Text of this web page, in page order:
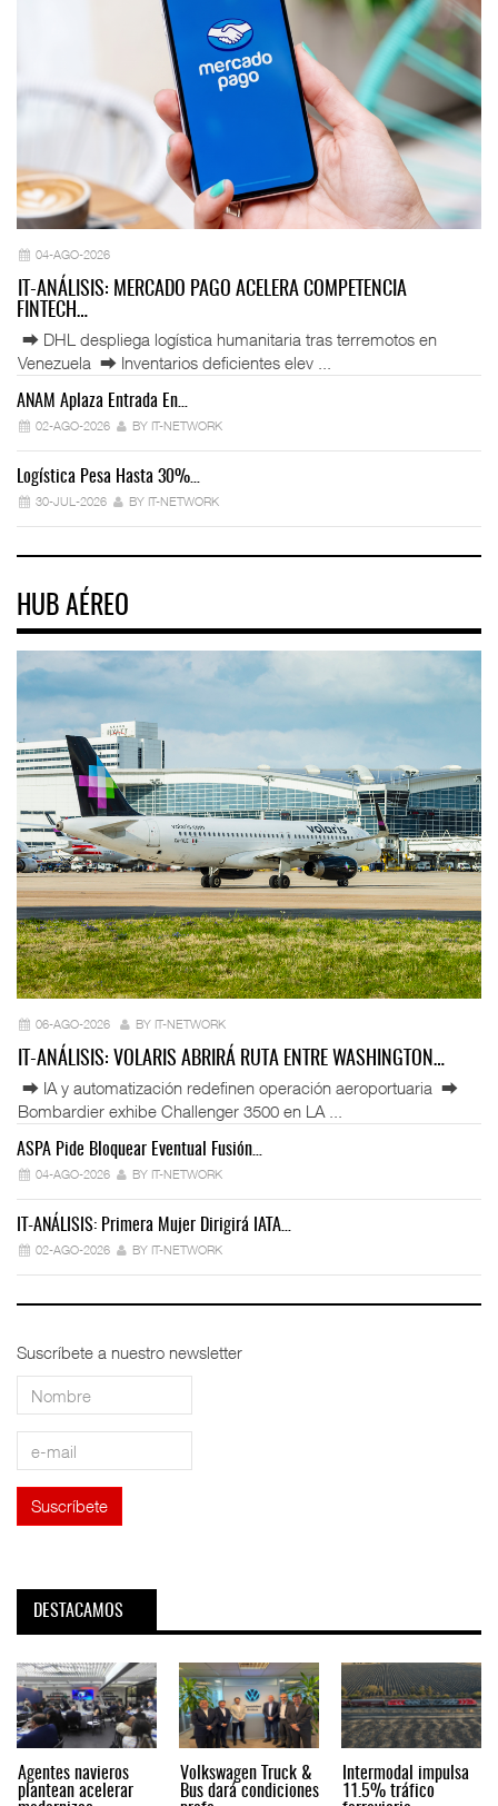
04-AGO-2026
IT-ANÁLISIS: MERCADO PAGO ACELERA COMPETENCIA
FINTECH…
⮕ DHL despliega logística humanitaria tras terremotos en
Venezuela ⮕ Inventarios deficientes elev ...
ANAM Aplaza Entrada En…
02-AGO-2026 BY IT-NETWORK
Logística Pesa Hasta 30%…
30-JUL-2026 BY IT-NETWORK
HUB AÉREO
06-AGO-2026 BY IT-NETWORK
IT-ANÁLISIS: VOLARIS ABRIRÁ RUTA ENTRE WASHINGTON…
⮕ IA y automatización redefinen operación aeroportuaria ⮕
Bombardier exhibe Challenger 3500 en LA ...
ASPA Pide Bloquear Eventual Fusión…
04-AGO-2026 BY IT-NETWORK
IT-ANÁLISIS: Primera Mujer Dirigirá IATA…
02-AGO-2026 BY IT-NETWORK
Suscríbete a nuestro newsletter
DESTACAMOS
Agentes navieros
plantean acelerar
Volkswagen Truck &
Bus dará condiciones
Intermodal impulsa
11.5% tráfico